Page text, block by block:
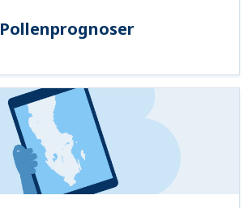
Pollenprognoser